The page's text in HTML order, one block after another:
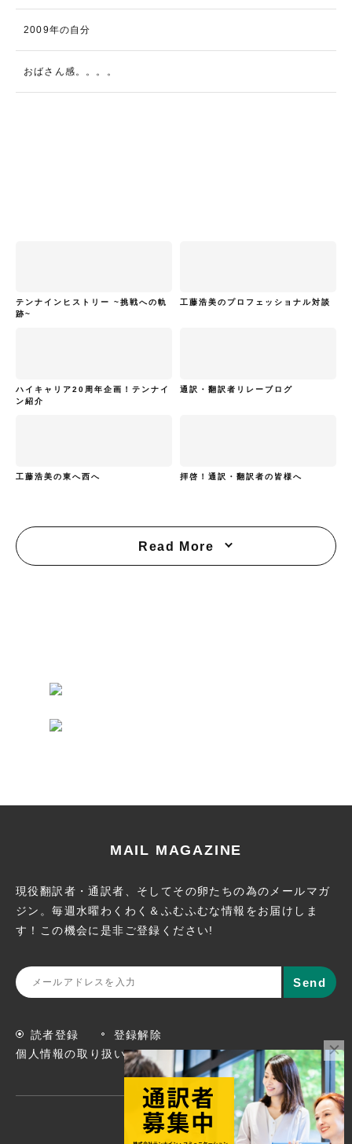
2009年の自分
おばさん感。。。。
テンナインヒストリー ~挑戦への軌
跡~
工藤浩美のプロフェッショナル対談
ハイキャリア20周年企画！テンナイ
ン紹介
通訳・翻訳者リレーブログ
工藤浩美の東へ西へ 拝啓！通訳・翻訳者の皆様へ
Read More
MAIL MAGAZINE
現役翻訳者・通訳者、そしてその卵たちの為のメールマガ
ジン。毎週水曜わくわく＆ふむふむな情報をお届けしま
す！この機会に 是非ご登録ください!
読者登録
登録解除
個人情報の取り扱いについて